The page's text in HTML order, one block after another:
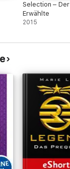
Selection – Der
Erwählte
2015